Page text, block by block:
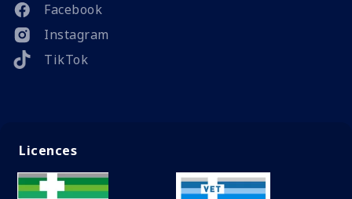
Facebook
Instagram
TikTok
Licences